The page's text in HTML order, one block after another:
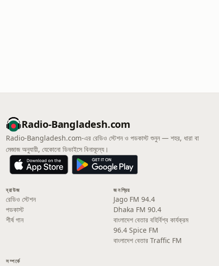
Radio-Bangladesh.com
Radio-Bangladesh.com-এর রেডিও স্টেশন ও পডকাস্ট শুনুন — শহর, ধারা বা
মেজাজ অনুযায়ী, যেকোনো ডিভাইসে বিনামূল্যে।
ব্রাউজ
রেডিও স্টেশন
পডকাস্ট
শীর্ষ গান
জনপ্রিয়
Jago FM 94.4
Dhaka FM 90.4
বাংলাদেশ বেতার বহির্বিশ্ব কার্যক্রম
96.4 Spice FM
বাংলাদেশ বেতার Traffic FM
সম্পর্কে